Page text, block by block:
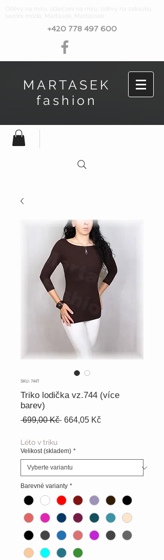
Oděvy na míru, oblečení na míru, oděvy na zakázku,
sezóní móda, Marťásek, Martassek
+420 778 497 600
MARTASEK
fashion
SKU: 744T
Triko lodička vz.744 (více
barev)
699,00 Kč Běžná
664,05 KčZvýhodněná
Léto v triku
Velikost (skladem) *
Barevné varianty *